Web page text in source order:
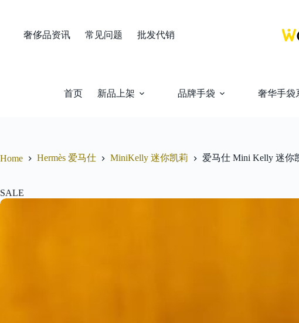
奢侈品资讯
常见问题 批发代销
首页 新品上架 品牌手袋 奢华手袋
Home Hermès 爱马仕 MiniKelly 迷你凯莉 爱马仕 Mini Kelly 迷你
SALE